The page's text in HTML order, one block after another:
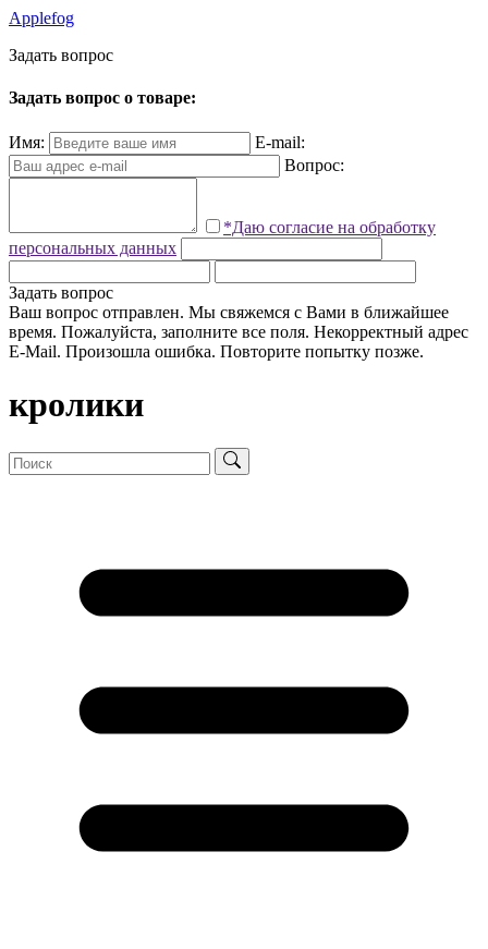
Applefog
Задать вопрос
Задать вопрос о товаре:
Имя:
E-mail:
Вопрос:
*Даю согласие на обработку
персональных данных
Задать вопрос
Ваш вопрос отправлен. Мы свяжемся с Вами в ближайшее
время. Пожалуйста, заполните все поля. Некорректный адрес
E-Mail. Произошла ошибка. Повторите попытку позже.
кролики